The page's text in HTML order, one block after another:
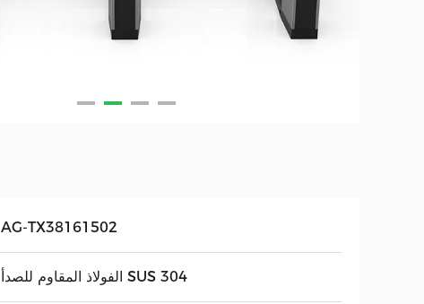
AG-TX38161502
الفولاذ المقاوم للصدأ SUS 304